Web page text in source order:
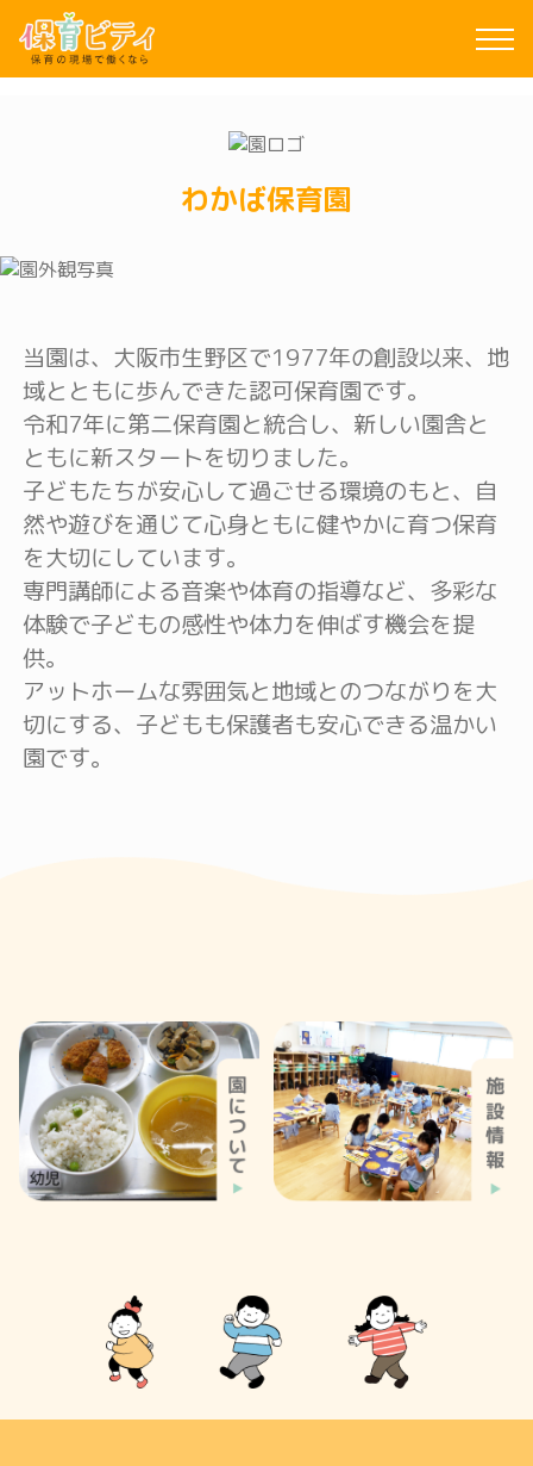
わかば保育園
当園は、大阪市生野区で1977年の創設以来、地
域とともに歩んできた認可保育園です。
令和7年に第二保育園と統合し、新しい園舎と
ともに新スタートを切りました。
子どもたちが安心して過ごせる環境のもと、自
然や遊びを通じて心身ともに健やかに育つ保育
を大切にしています。
専門講師による音楽や体育の指導など、多彩な
体験で子どもの感性や体力を伸ばす機会を提
供。
アットホームな雰囲気と地域とのつながりを大
切にする、子どもも保護者も安心できる温かい
園です。